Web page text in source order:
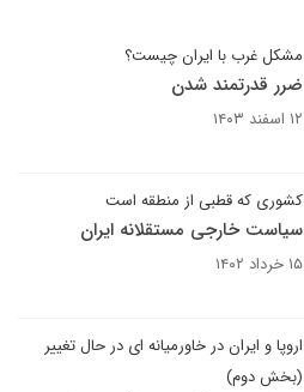
مشکل غرب با ایران چیست؟
ضرر قدرتمند شدن
۱۲ اسفند ۱۴۰۳
کشوری که قطبی از منطقه است
سیاست خارجی مستقلانه ایران
۱۵ خرداد ۱۴۰۲
اروپا و ایران در خاورمیانه ای در حال تغییر
(بخش دوم)